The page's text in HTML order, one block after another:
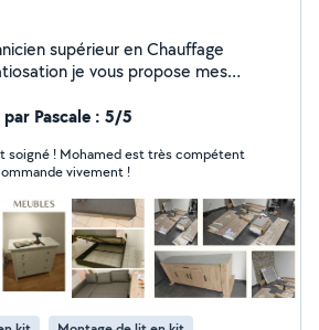
je vous propose mes
Merci
Pascale : 5/5
soigné ! Mohamed est très compétent
vivement !